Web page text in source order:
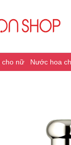
cho nữ Nước hoa